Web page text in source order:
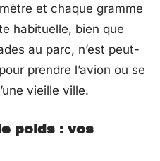
et chaque gramme
habituelle, bien que
au parc, n’est peut-
prendre l’avion ou se
vieille ville.
poids : vos